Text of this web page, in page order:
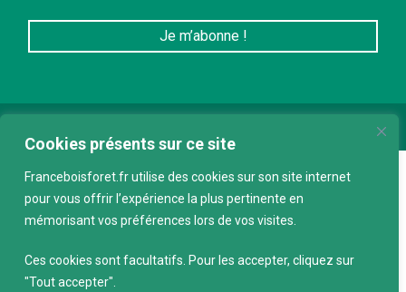
Cookies présents sur ce site
Franceboisforet.fr utilise des cookies sur son site internet
pour vous offrir l’expérience la plus pertinente en
mémorisant vos préférences lors de vos visites.
Ces cookies sont facultatifs. Pour les accepter, cliquez sur
"Tout accepter".